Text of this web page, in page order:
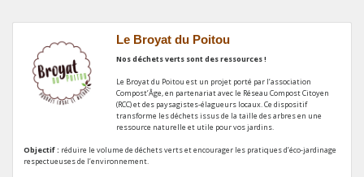
Le Broyat du Poitou
Nos déchets verts sont des ressources !
Le Broyat du Poitou est un projet porté par l’association
Compost’Âge, en partenariat avec le Réseau Compost Citoyen
(RCC) et des paysagistes-élagueurs locaux. Ce dispositif
transforme les déchets issus de la taille des arbres en une
ressource naturelle et utile pour vos jardins.
Objectif : réduire le volume de déchets verts et encourager les pratiques d’éco-jardinage
respectueuses de l’environnement.